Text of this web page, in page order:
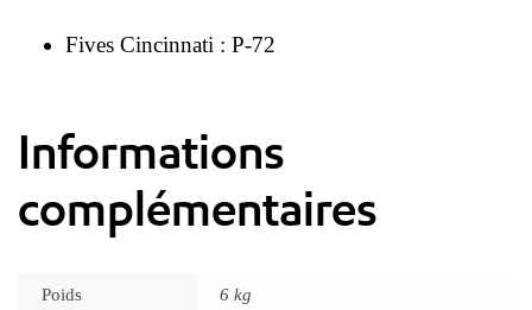
Fives Cincinnati : P-72
Informations
complémentaires
Poids 6 kg